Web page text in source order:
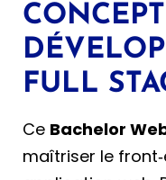
FULL
Ce Bachelor
maîtriser le